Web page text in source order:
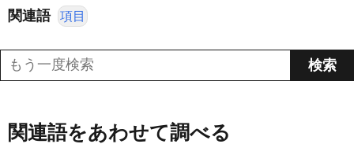
関連語 項目
関連語をあわせて調べる